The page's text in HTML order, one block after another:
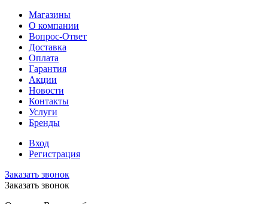
Магазины
О компании
Вопрос-Ответ
Доставка
Оплата
Гарантия
Акции
Новости
Контакты
Услуги
Бренды
Вход
Регистрация
Заказать звонок
Заказать звонок